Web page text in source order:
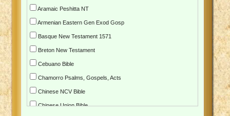
Aramaic Peshitta NT
Armenian Eastern Gen Exod Gosp
Basque New Testament 1571
Breton New Testament
Cebuano Bible
Chamorro Psalms, Gospels, Acts
Chinese NCV Bible
Chinese Union Bible